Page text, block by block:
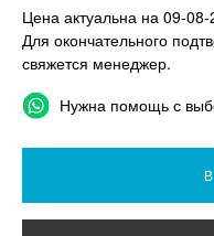
Цена актуальна на 09-08-
Для окончательного
свяжется менеджер.
Нужна помощь с